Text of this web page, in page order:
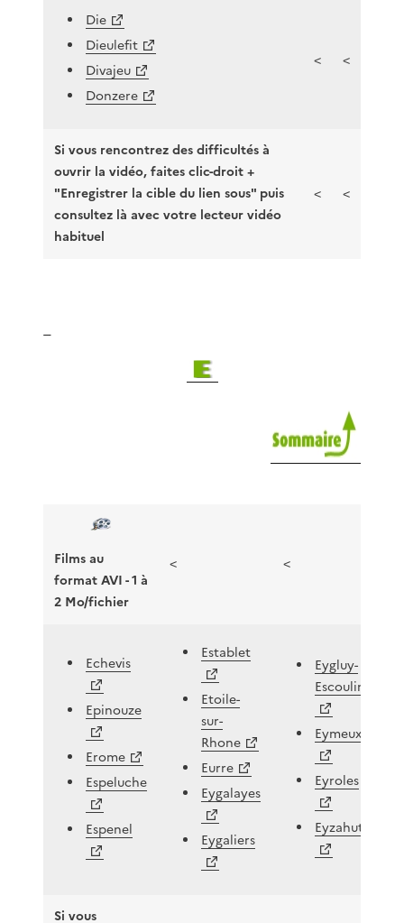
Die
Dieulefit
Divajeu
Donzere
< <
Si vous rencontrez des difficultés à
ouvrir la vidéo, faites clic-droit +
"Enregistrer la cible du lien sous" puis
consultez là avec votre lecteur vidéo
habituel
< <
Films au
format AVI - 1 à
2 Mo/fichier
< <
Echevis
Epinouze
Erome
Espeluche
Espenel
Establet
Etoile-
sur-
Rhone
Eurre
Eygalayes
Eygaliers
Eygluy-
Escoulin
Eymeux
Eyroles
Eyzahut
Si vous